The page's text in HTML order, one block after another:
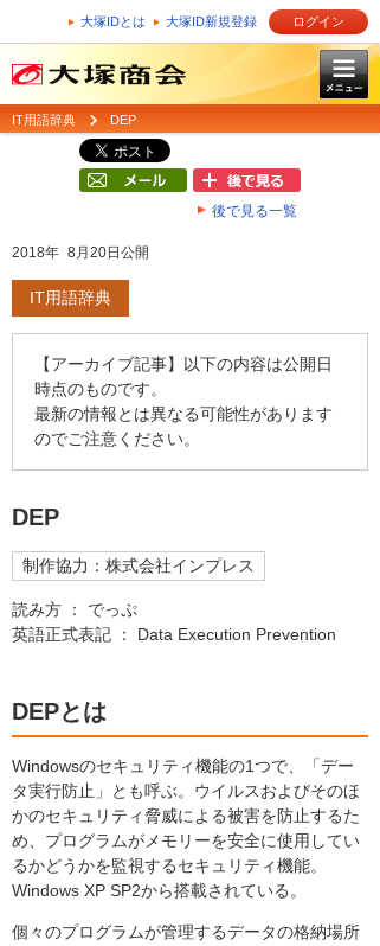
大塚IDとは 大塚ID新規登録 ログイン
IT用語辞典 DEP
後で見る一覧
2018年 8月20日公開
IT用語辞典
【アーカイブ記事】以下の内容は公開日
時点のものです。
最新の情報とは異なる可能性があります
のでご注意ください。
DEP
制作協力：株式会社インプレス
読み方 ： でっぷ
英語正式表記 ： Data Execution Prevention
DEPとは
Windowsのセキュリティ機能の1つで、「デー
タ実行防止」とも呼ぶ。ウイルスおよびそのほ
かのセキュリティ脅威による被害を防止するた
め、プログラムがメモリーを安全に使用してい
るかどうかを監視するセキュリティ機能。
Windows XP SP2から搭載されている。
個々のプログラムが管理するデータの格納場所